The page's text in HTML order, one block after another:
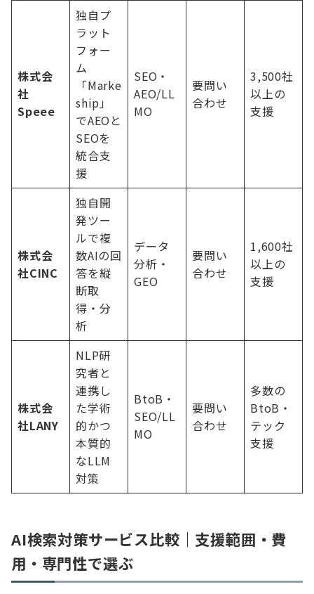
株式会
社
Speee
独自プ
ラット
フォー
ム
「Marke
ship」
でAEOと
SEOを
統合支
援
SEO・
AEO/LL
MO
要問い
合わせ
3,500社
以上の
支援
株式会
社CINC
独自開
発ツー
ルで複
数AIの回
答を縦
断取
得・分
析
データ
分析・
GEO
要問い
合わせ
1,600社
以上の
支援
株式会
社LANY
NLP研
究者と
連携し
た学術
的かつ
本質的
なLLM
対策
BtoB・
SEO/LL
MO
要問い
合わせ
多数の
BtoB・
テック
支援
AI検索対策サービス比較｜支援範囲・費
用・専門性で選ぶ